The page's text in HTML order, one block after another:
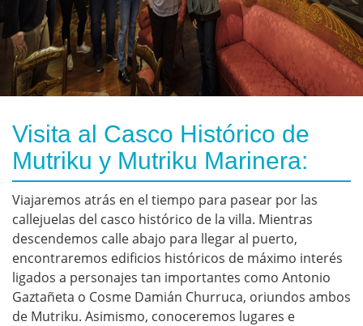
Visita al Casco Histórico de
Mutriku y Mutriku Marinera:
Viajaremos atrás en el tiempo para pasear por las
callejuelas del casco histórico de la villa. Mientras
descendemos calle abajo para llegar al puerto,
encontraremos edificios históricos de máximo interés
ligados a personajes tan importantes como Antonio
Gaztañeta o Cosme Damián Churruca, oriundos ambos
de Mutriku. Asimismo, conoceremos lugares e